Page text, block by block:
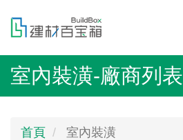
內
容室內裝潢-廠商列表
首頁 室內裝潢